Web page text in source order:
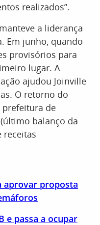
realizados”.
a liderança
Em junho, quando
provisórios para
lugar. A
ajudou Joinville
O retorno do
prefeitura de
balanço da
receitas
aprovar proposta
e passa a ocupar